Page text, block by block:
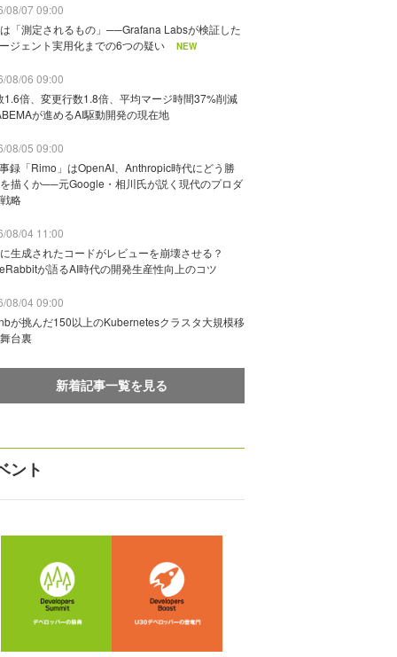
08/07 09:00
「測定されるもの」──Grafana Labsが検証した
ジェント実用化までの6つの疑い
NEW
08/06 09:00
1.6倍、変更行数1.8倍、平均マージ時間37%削減
が進めるAI駆動開発の現在地
08/05 09:00
録「Rimo」はOpenAI、Anthropic時代にどう勝
描くか──元Google・相川氏が説く現代のプロダ
略
08/04 11:00
生成されたコードがレビューを崩壊させる？
が語るAI時代の開発生産性向上のコツ
08/04 09:00
が挑んだ150以上のKubernetesクラスタ大規模移
台裏
新着記事一覧を見る
ント